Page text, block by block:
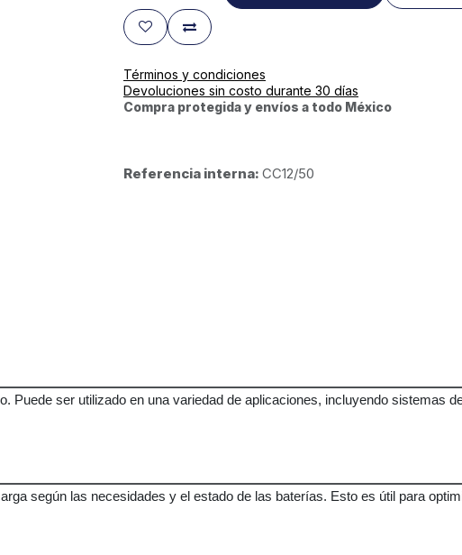
Términos y condiciones
Devoluciones sin costo durante 30 días
Compra protegida y envíos a todo México
Referencia interna: CC12/50
Puede ser utilizado en una variedad de aplicaciones, incluyendo sistemas
según las necesidades y el estado de las baterías. Esto es útil para